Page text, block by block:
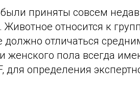
приняты совсем
относится к
отличаться
женского пола всегда
для определения